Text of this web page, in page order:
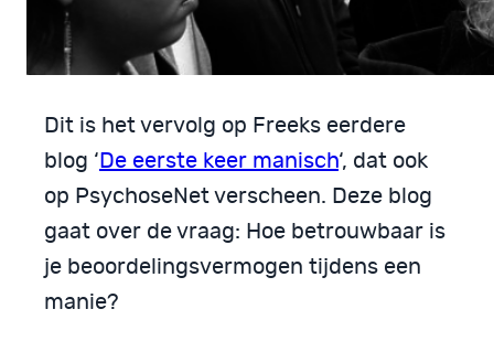
Dit is het vervolg op Freeks eerdere
blog ‘ De eerste keer manisch‘, dat ook
op PsychoseNet verscheen. Deze blog
gaat over de vraag: Hoe betrouwbaar is
je beoordelingsvermogen tijdens een
manie?